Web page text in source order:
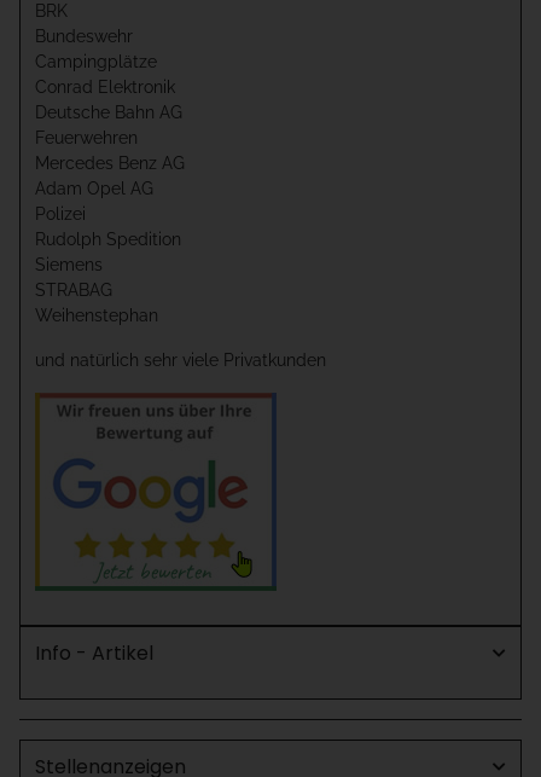
BRK
Bundeswehr
Campingplätze
Conrad Elektronik
Deutsche Bahn AG
Feuerwehren
Mercedes Benz AG
Adam Opel AG
Polizei
Rudolph Spedition
Siemens
STRABAG
Weihenstephan
und natürlich sehr viele Privatkunden
Info - Artikel
Stellenanzeigen